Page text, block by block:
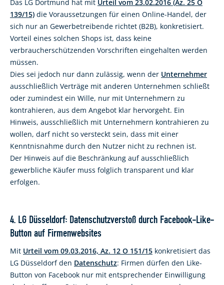
Das LG Dortmund hat mit Urteil vom 23.02.2016 (Az. 25 O
139/15) die Voraussetzungen für einen Online-Handel, der
sich nur an Gewerbetreibende richtet (B2B), konkretisiert.
Vorteil eines solchen Shops ist, dass keine
verbraucherschützenden Vorschriften eingehalten werden
müssen.
Dies sei jedoch nur dann zulässig, wenn der Unternehmer
ausschließlich Verträge mit anderen Unternehmen schließt
oder zumindest ein Wille, nur mit Unternehmern zu
kontrahieren, aus dem Angebot klar hervorgeht. Ein
Hinweis, ausschließlich mit Unternehmern kontrahieren zu
wollen, darf nicht so versteckt sein, dass mit einer
Kenntnisnahme durch den Nutzer nicht zu rechnen ist.
Der Hinweis auf die Beschränkung auf ausschließlich
gewerbliche Käufer muss folglich transparent und klar
erfolgen.
4. LG Düsseldorf: Datenschutzverstoß durch Facebook-Like-
Button auf Firmenwebsites
Mit Urteil vom 09.03.2016, Az. 12 O 151/15 konkretisiert das
LG Düsseldorf den Datenschutz: Firmen dürfen den Like-
Button von Facebook nur mit entsprechender Einwilligung